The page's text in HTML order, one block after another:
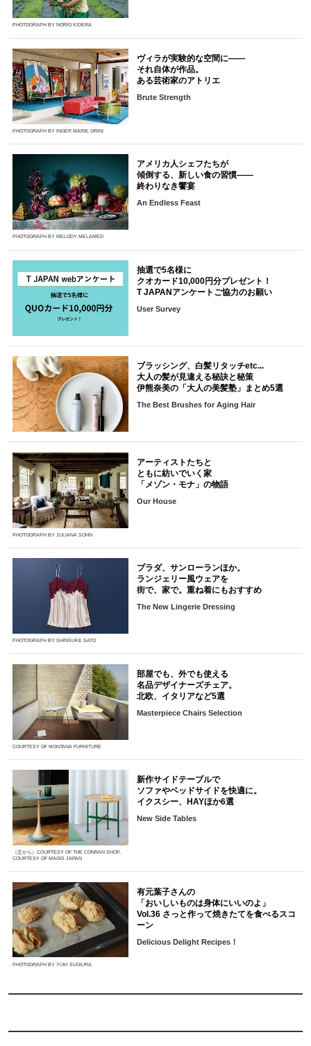
PHOTOGRAPH BY NORIO KIDERA
PHOTOGRAPH BY INGER MARIE GRINI
ヴィラが実験的な空間に――
それ自体が作品。
ある芸術家のアトリエ
Brute Strength
PHOTOGRAPH BY MELODY MELAMED
アメリカ人シェフたちが
傾倒する、新しい食の習慣――
終わりなき饗宴
An Endless Feast
抽選で5名様に
クオカード10,000円分プレゼント！
T JAPANアンケートご協力のお願い
User Survey
ブラッシング、白髪リタッチetc...
大人の髪が見違える秘訣と秘策
伊熊奈美の「大人の美髪塾」まとめ5選
The Best Brushes for Aging Hair
PHOTOGRAPH BY JULIANA SOHN
アーティストたちと
ともに紡いでいく家
「メゾン・モナ」の物語
Our House
PHOTOGRAPH BY SHINSUKE SATO
プラダ、サンローランほか。
ランジェリー風ウェアを
街で、家で。重ね着にもおすすめ
The New Lingerie Dressing
COURTESY OF MONTANA FURNITURE
部屋でも、外でも使える
名品デザイナーズチェア。
北欧、イタリアなど5選
Masterpiece Chairs Selection
（左から）COURTESY OF THE CONRAN SHOP,
COURTESY OF MAGIS JAPAN
新作サイドテーブルで
ソファやベッドサイドを快適に。
イクスシー、HAYほか6選
New Side Tables
PHOTOGRAPH BY YUKI SUGIURA
有元葉子さんの
「おいしいものは身体にいいのよ」
Vol.36 さっと作って焼きたてを食べるスコ
ーン
Delicious Delight Recipes！